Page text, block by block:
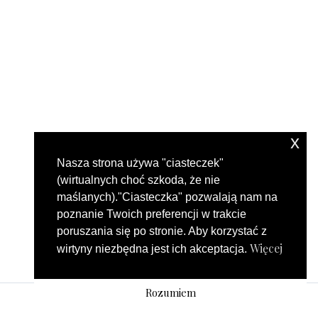
Nasza strona używa "ciasteczek"
(wirtualnych choć szkoda, że nie
maślanych)."Ciasteczka" pozwalają nam na
poznanie Twoich preferencji w trakcie
poruszania się po stronie. Aby korzystać z
wirtyny niezbędna jest ich akceptacja. Więcej
Rozumiem
x